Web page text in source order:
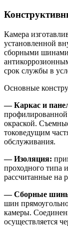
Камера
установленной
сборными
срок службы в
Основные
— Каркас и
окраской.
токоведущим
обслуживания.
— Изоляция:
проходного типа
рассчитанные на
— Сборные
шин
камеры.
осуществляется